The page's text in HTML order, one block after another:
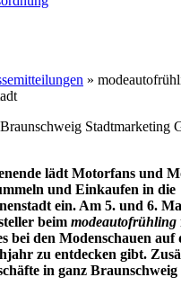
»
Stadtmarketing
lädt Motorfans und
und Einkaufen in die
ein. Am 5. und 6.
beim modeautofrühling
bei den Modenschauen
zu entdecken gibt.
in ganz